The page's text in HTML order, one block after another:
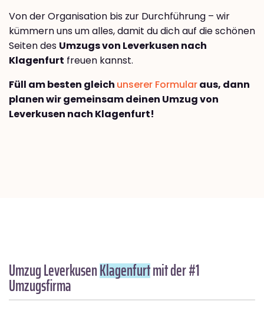
Von der Organisation bis zur Durchführung – wir
kümmern uns um alles, damit du dich auf die schönen
Seiten des Umzugs von Leverkusen nach
Klagenfurt freuen kannst.
Füll am besten gleich unserer Formularaus, dann
planen wir gemeinsam deinen Umzug von
Leverkusen nach Klagenfurt!
Umzug LeverkusenKlagenfurtmit der #1
Umzugsfirma